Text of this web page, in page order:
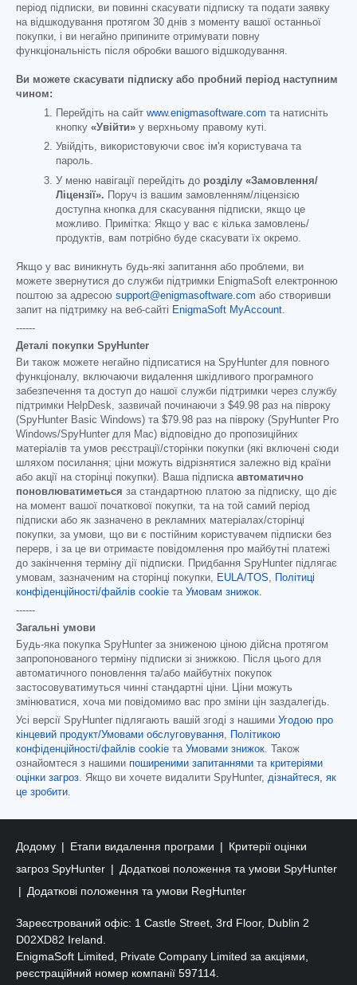
період підписки, ви повинні скасувати підписку та подати заявку
на відшкодування протягом 30 днів з моменту вашої останньої
покупки, і ви негайно припините отримувати повну
функціональність після обробки вашого відшкодування.
Ви можете скасувати підписку або пробний період наступним
чином:
Перейдіть на сайт www.enigmasoftware.com та натисніть
кнопку «Увійти» у верхньому правому куті.
Увійдіть, використовуючи своє ім'я користувача та
пароль.
У меню навігації перейдіть до розділу «Замовлення/
Ліцензії». Поруч із вашим замовленням/ліцензією
доступна кнопка для скасування підписки, якщо це
можливо. Примітка: Якщо у вас є кілька замовлень/
продуктів, вам потрібно буде скасувати їх окремо.
Якщо у вас виникнуть будь-які запитання або проблеми, ви
можете звернутися до служби підтримки EnigmaSoft електронною
поштою за адресою support@enigmasoftware.com або створивши
запит на підтримку на веб-сайті EnigmaSoft MyAccount
------
Деталі покупки SpyHunter
Ви також можете негайно підписатися на SpyHunter для повного
функціоналу, включаючи видалення шкідливого програмного
забезпечення та доступ до нашої служби підтримки через службу
підтримки HelpDesk, зазвичай починаючи з $49.98 раз на півроку
(SpyHunter Basic Windows) та $79.98 раз на півроку (SpyHunter Pro
Windows/SpyHunter для Mac) відповідно до пропозиційних
матеріалів та умов реєстрації/сторінки покупки (які включені сюди
шляхом посилання; ціни можуть відрізнятися залежно від країни
або акції на сторінці покупки). Ваша підписка автоматично
поновлюватиметься за стандартною платою за підписку, що діє
на момент вашої початкової покупки, та на той самий період
підписки або як зазначено в рекламних матеріалах/сторінці
покупки, за умови, що ви є постійним користувачем підписки без
перерв, і за це ви отримаєте повідомлення про майбутні платежі
до закінчення терміну дії підписки. Придбання SpyHunter підлягає
умовам, зазначеним на сторінці покупки,
EULA/TOS
Політиці
конфіденційності/файлів cookie та Умовам знижок
------
Загальні умови
Будь-яка покупка SpyHunter за зниженою ціною дійсна протягом
запропонованого терміну підписки зі знижкою. Після цього для
автоматичного поновлення та/або майбутніх покупок
застосовуватимуться чинні стандартні ціни. Ціни можуть
змінюватися, хоча ми повідомимо вас про зміни цін заздалегідь.
Усі версії SpyHunter підлягають вашій згоді з нашими Угодою про
кінцевий продукт/Умовами обслуговування
Політикою
конфіденційності/файлів cookie та Умовами знижок . Також
ознайомтеся з нашими поширеними запитаннями та критеріями
оцінки загроз . Якщо ви хочете видалити SpyHunter, дізнайтеся, як
це зробити
Додому Етапи видалення програми
Критерії оцінки
загроз SpyHunter
Додаткові положення та умови SpyHunter
Додаткові положення та умови RegHunter
Зареєстрований офіс: 1 Castle Street, 3rd Floor, Dublin 2
D02XD82 Ireland.
EnigmaSoft Limited, Private Company Limited за акціями,
реєстраційний номер компанії 597114.